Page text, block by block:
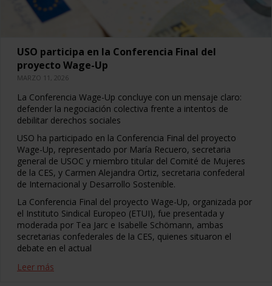
USO participa en la Conferencia Final del
proyecto Wage-Up
MARZO 11, 2026
La Conferencia Wage-Up concluye con un mensaje claro:
defender la negociación colectiva frente a intentos de
debilitar derechos sociales
USO ha participado en la Conferencia Final del proyecto
Wage-Up, representado por María Recuero, secretaria
general de USOC y miembro titular del Comité de Mujeres
de la CES, y Carmen Alejandra Ortiz, secretaria confederal
de Internacional y Desarrollo Sostenible.
La Conferencia Final del proyecto Wage-Up, organizada por
el Instituto Sindical Europeo (ETUI), fue presentada y
moderada por Tea Jarc e Isabelle Schömann, ambas
secretarias confederales de la CES, quienes situaron el
debate en el actual
Leer más